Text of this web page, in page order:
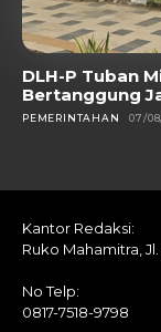
DLH-P Tuban
Bertanggung
PEMERINTAHAN 07/
Kantor Redaksi:
Ruko Mahamitra,
No Telp:
0817-7518-9798